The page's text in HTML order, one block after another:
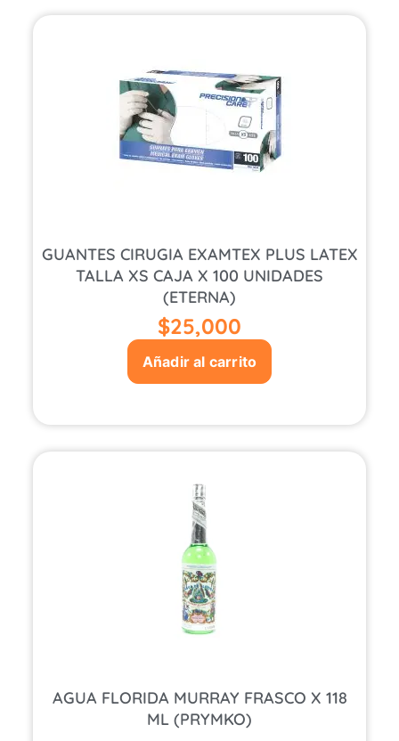
GUANTES CIRUGIA EXAMTEX PLUS LATEX
TALLA XS CAJA X 100 UNIDADES
(ETERNA)
$25,000
Añadir al carrito
AGUA FLORIDA MURRAY FRASCO X 118
ML (PRYMKO)